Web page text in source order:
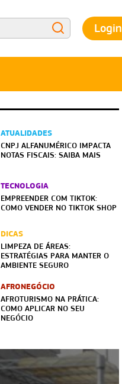
Login
ATUALIDADES
CNPJ ALFANUMÉRICO IMPACTA
NOTAS FISCAIS: SAIBA MAIS
TECNOLOGIA
EMPREENDER COM TIKTOK:
COMO VENDER NO TIKTOK SHOP
DICAS
LIMPEZA DE ÁREAS:
ESTRATÉGIAS PARA MANTER O
AMBIENTE SEGURO
AFRONEGÓCIO
AFROTURISMO NA PRÁTICA:
COMO APLICAR NO SEU
NEGÓCIO